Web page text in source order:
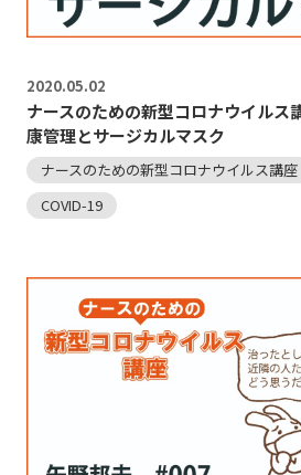
2020.05.02
ナースのための新型コロナウイルス
康管理とサージカルマスク
ナースのための新型コロナウイルス講座
COVID-19